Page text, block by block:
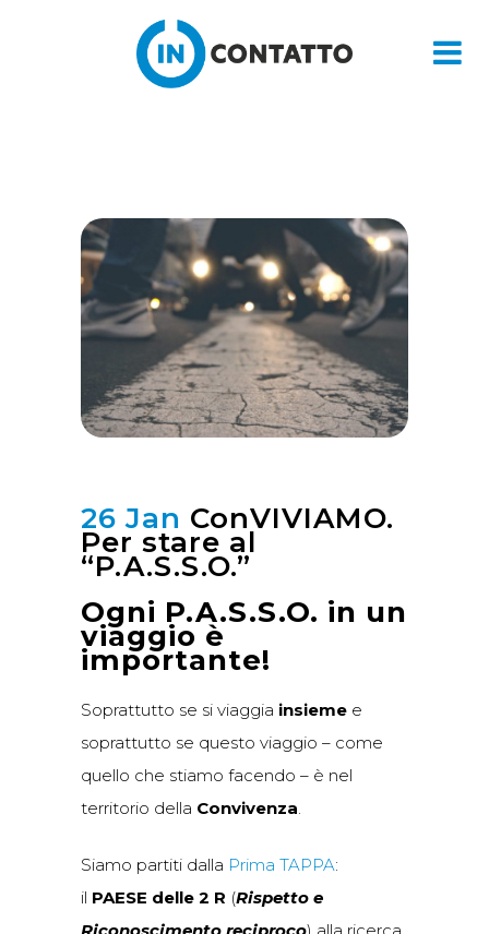
26 Jan ConVIVIAMO.
Per stare al
“P.A.S.S.O.”
Ogni P.A.S.S.O. in un
viaggio è
importante!
Soprattutto se si viaggia insieme e
soprattutto se questo viaggio – come
quello che stiamo facendo – è nel
territorio della Convivenza
Siamo partiti dalla Prima TAPPA:
il PAESE delle 2 R (Rispetto e
Riconoscimento reciproco) alla ricerca